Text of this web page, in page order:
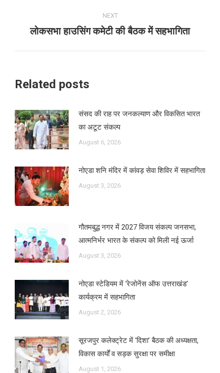
NEXT
Next
लोकसभा हाउसिंग कमेटी की बैठक में सहभागिता
Related posts
संसद की राह पर जनकल्याण और विकसित भारत
का अटूट संकल्प
August 6, 2026
नोएडा शनि मंदिर में कांवड़ सेवा शिविर में सहभागिता
August 3, 2026
गौतमबुद्ध नगर में 2027 विजय संकल्प जनसभा,
आत्मनिर्भर भारत के संकल्प को मिली नई ऊर्जा
August 3, 2026
नोएडा स्टेडियम में ‘रेजोनेंस ऑफ उत्तराखंड’
कार्यक्रम में सहभागिता
August 2, 2026
सूरजपुर कलेक्ट्रेट में ‘दिशा’ बैठक की अध्यक्षता,
विकास कार्यों व सड़क सुरक्षा पर समीक्षा
August 1, 2026